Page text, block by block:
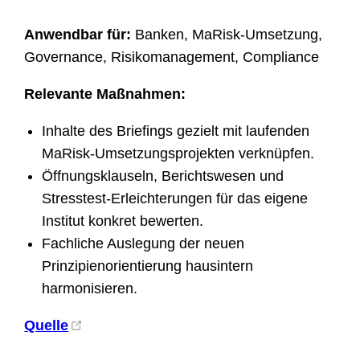
Anwendbar für: Banken, MaRisk-Umsetzung,
Governance, Risikomanagement, Compliance
Relevante Maßnahmen:
Inhalte des Briefings gezielt mit laufenden
MaRisk-Umsetzungsprojekten verknüpfen.
Öffnungsklauseln, Berichtswesen und
Stresstest-Erleichterungen für das eigene
Institut konkret bewerten.
Fachliche Auslegung der neuen
Prinzipienorientierung hausintern
harmonisieren.
Quelle